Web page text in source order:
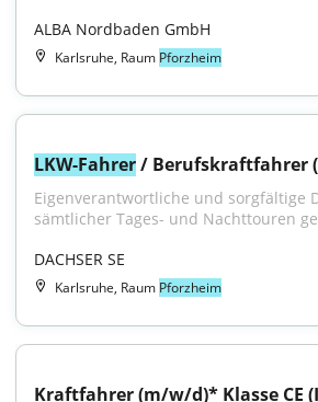
ALBA Nordbaden GmbH
Karlsruhe, Raum Pforzheim
LKW-Fahrer / Berufskraftfahrer
Eigenverantwortliche und sorgfältige
sämtlicher Tages- und Nachttouren
DACHSER SE
Karlsruhe, Raum Pforzheim